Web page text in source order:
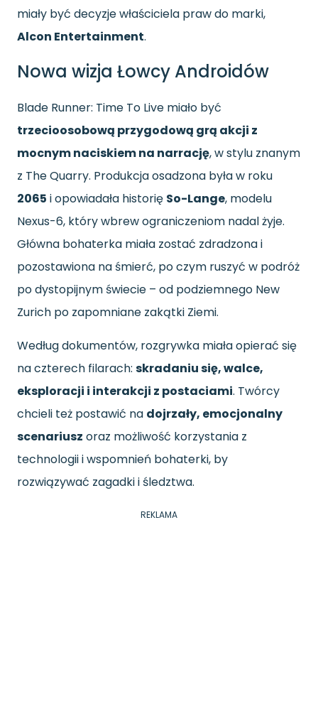
miały być decyzje właściciela praw do marki,
Alcon Entertainment.
Nowa wizja Łowcy Androidów
Blade Runner: Time To Live miało być
trzecioosobową przygodową grą akcji z
mocnym naciskiem na narrację, w stylu znanym
z The Quarry. Produkcja osadzona była w roku
2065 i opowiadała historię So-Lange, modelu
Nexus-6, który wbrew ograniczeniom nadal żyje.
Główna bohaterka miała zostać zdradzona i
pozostawiona na śmierć, po czym ruszyć w podróż
po dystopijnym świecie – od podziemnego New
Zurich po zapomniane zakątki Ziemi.
Według dokumentów, rozgrywka miała opierać się
na czterech filarach: skradaniu się, walce,
eksploracji i interakcji z postaciami. Twórcy
chcieli też postawić na dojrzały, emocjonalny
scenariusz oraz możliwość korzystania z
technologii i wspomnień bohaterki, by
rozwiązywać zagadki i śledztwa.
REKLAMA